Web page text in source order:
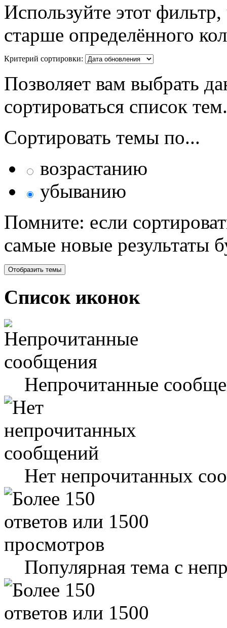
Используйте этот
старше определённого
Критерий сортировки:
Позволяет вам выбрать
сортироваться список тем.
Сортировать темы по...
возрастанию
убыванию
Помните: если
самые новые результаты
Список иконок
Непрочитанные
Нет непрочитанных
Популярная тема с